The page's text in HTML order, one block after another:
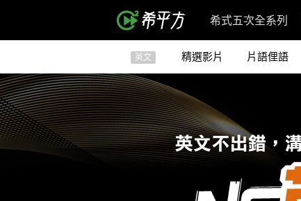
希式五次全系列
英文 精選影片 片語俚語